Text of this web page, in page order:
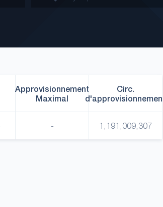
Approvisionnement
Maximal
-
Circ.
1,191,009,307